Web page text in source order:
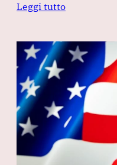
Leggi tutto